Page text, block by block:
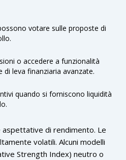
votare sulle proposte di
o accedere a funzionalità
leva finanziaria avanzate.
quando si forniscono liquidità
di rendimento. Le
volatili. Alcuni modelli
Strength Index) neutro o